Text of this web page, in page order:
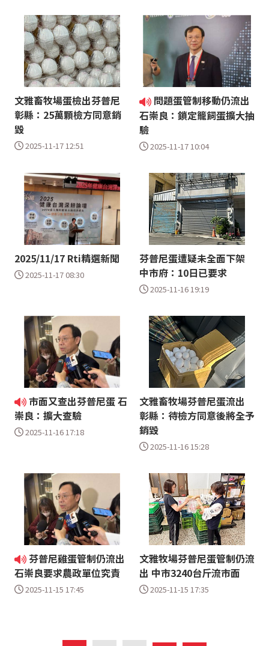
文雅畜牧場蛋檢出芬普尼
彰縣：25萬顆檢方同意銷
毀
2025-11-17 12:51
問題蛋管制移動仍流出
石崇良：鎖定籠飼蛋擴大抽
驗
2025-11-17 10:04
2025/11/17 Rti精選新聞
2025-11-17 08:30
芬普尼蛋遭疑未全面下架
中市府：10日已要求
2025-11-16 19:19
市面又查出芬普尼蛋 石
崇良：擴大查驗
2025-11-16 17:18
文雅畜牧場芬普尼蛋流出
彰縣：待檢方同意後將全予
銷毀
2025-11-16 15:28
芬普尼雞蛋管制仍流出
石崇良要求農政單位究責
2025-11-15 17:45
文雅牧場芬普尼蛋管制仍流
出 中市3240台斤流市面
2025-11-15 17:35